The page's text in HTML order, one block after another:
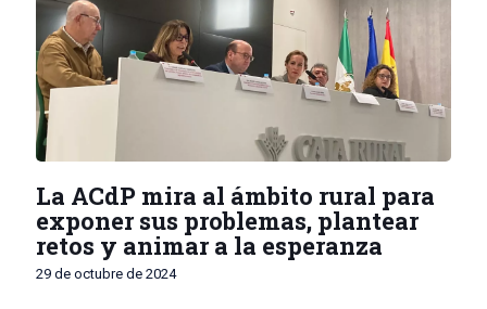
La ACdP mira al ámbito rural para
exponer sus problemas, plantear
retos y animar a la esperanza
29 de octubre de 2024